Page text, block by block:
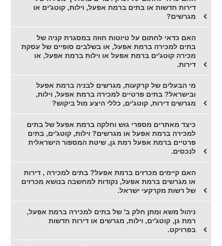
דירות חדשות או בתים ברמת אפעל, וילות, קוטג'ים או
מגרשים?
האם כדאי לחתום על טיוטות חוזה במסגרת קניה של
בתים למכירה ברמת אפעל, או בשלבים סופיים של עסקת
מכירה קוטג'ים ברמת אפעל או וילות ברמת אפעל, או
דירות.
מי הבעלים של קרקעות, מגרשים לבניה ברמת אפעל
ובישראל? בתים פרטיים למכירה ברמת אפעל, וילות,
מגרשים דירות, קוטג'ים, כללי היצע מול ביקוש?
כיצד מאתרים מספרי גוש וחלקה ברמת אפעל של בתים
למכירה ברמת אפעל או מגרשים? וילות, קוטג'ים, בתים
פרטיים ברמת אפעל רמת גן, שיטת המספור הישראלית
לנכסים.
האם קיימים מכרזים ברמת אפעל? בתים למכירה , דירות
או מגרשים ברמת אפעל, נקודות למחשבה בנושא מכרזים
של רשות מקרקעי ישראל.
ניהול משא ומתן חלק ב' של בתים למכירה ברמת אפעל,
רמת גן, קוטג'ים, וילות, מגרשים או דירות חדשות
בפרויקט.